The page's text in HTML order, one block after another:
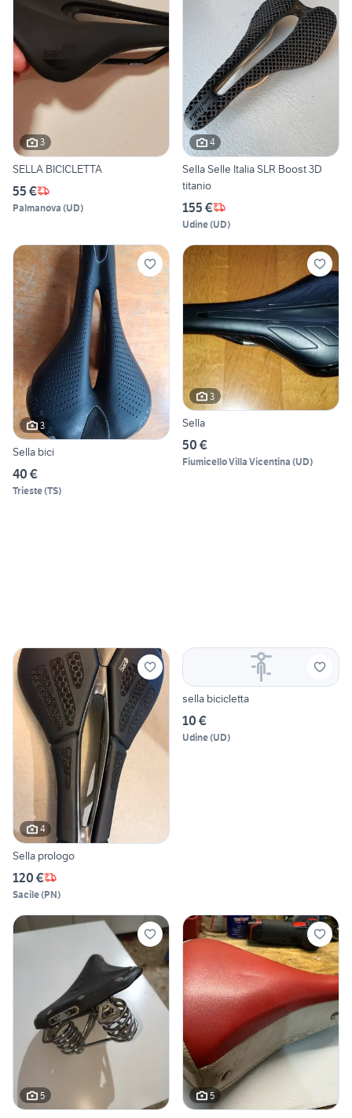
3
SELLA BICICLETTA
55 €
Palmanova (UD)
4
Sella Selle Italia SLR Boost 3D
titanio
155 €
Udine(UD)
3
Sella bici
40 €
Trieste(TS)
3
Sella
50 €
Fiumicello Villa Vicentina (UD)
4
Sella prologo
120 €
Sacile(PN)
sella bicicletta
10 €
Udine(UD)
5 5